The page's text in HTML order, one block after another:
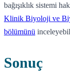
bağışıklık sistemi
Klinik Biyoloji ve
bölümünü
Sonuç